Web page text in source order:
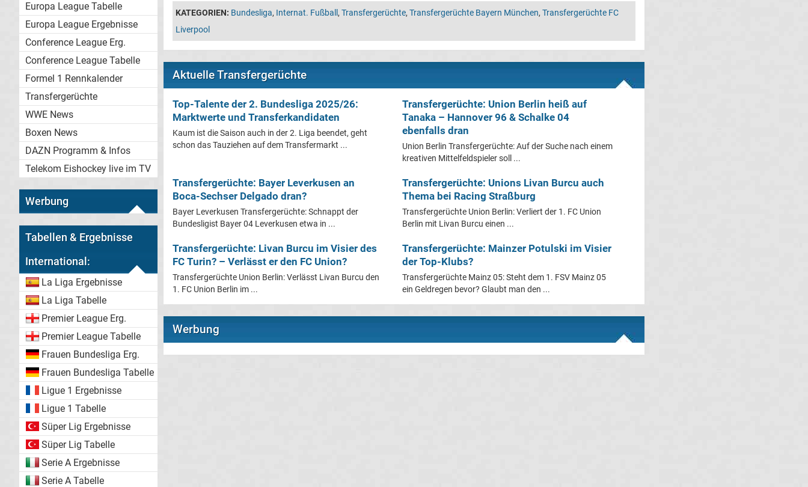
Europa League Tabelle
Europa League Ergebnisse
Conference League Erg.
Conference League Tabelle
Formel 1 Rennkalender
Transfergerüchte
WWE News
Boxen News
DAZN Programm & Infos
Telekom Eishockey live im TV
Werbung
Tabellen & Ergebnisse
International:
La Liga Ergebnisse
La Liga Tabelle
Premier League Erg.
Premier League Tabelle
Frauen Bundesliga Erg.
Frauen Bundesliga Tabelle
Ligue 1 Ergebnisse
Ligue 1 Tabelle
Süper Lig Ergebnisse
Süper Lig Tabelle
Serie A Ergebnisse
Serie A Tabelle
KATEGORIEN: Bundesliga, Internat. Fußball , Transfergerüchte, Transfergerüchte Bayern München, Transfergerüchte FC
Liverpool
Aktuelle Transfergerüchte
Top-Talente der 2. Bundesliga 2025/26:
Marktwerte und Transferkandidaten
Kaum ist die Saison auch in der 2. Liga beendet, geht
schon das Tauziehen auf dem Transfermarkt ...
Transfergerüchte: Union Berlin heiß auf
Tanaka – Hannover 96 & Schalke 04
ebenfalls dran
Union Berlin Transfergerüchte: Auf der Suche nach einem
kreativen Mittelfeldspieler soll ...
Transfergerüchte: Bayer Leverkusen an
Boca-Sechser Delgado dran?
Bayer Leverkusen Transfergerüchte: Schnappt der
Bundesligist Bayer 04 Leverkusen etwa in ...
Transfergerüchte: Unions Livan Burcu auch
Thema bei Racing Straßburg
Transfergerüchte Union Berlin: Verliert der 1. FC Union
Berlin mit Livan Burcu einen ...
Transfergerüchte: Livan Burcu im Visier des
FC Turin? – Verlässt er den FC Union?
Transfergerüchte Union Berlin: Verlässt Livan Burcu den
1. FC Union Berlin im ...
Transfergerüchte: Mainzer Potulski im Visier
der Top-Klubs?
Transfergerüchte Mainz 05: Steht dem 1. FSV Mainz 05
ein Geldregen bevor? Glaubt man den ...
Werbung